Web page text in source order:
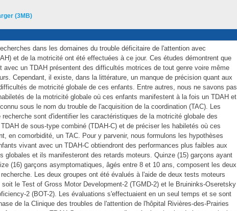
(3MB)
dans les domaines du trouble déficitaire de l'attention avec
et de la motricité ont été effectuées à ce jour. Ces études démontrent que
avec un TDAH présentent des difficultés motrices de tout genre voire même
Cependant, il existe, dans la littérature, un manque de précision quant aux
de motricité globale de ces enfants. Entre autres, nous ne savons pas
de la motricité globale où ces enfants manifestent à la fois un TDAH et
sous le nom du trouble de l'acquisition de la coordination (TAC). Les
sont d'identifier les caractéristiques de la motricité globale des
de sous-type combiné (TDAH-C) et de préciser les habiletés où ces
en comorbidité, un TAC. Pour y parvenir, nous formulons les hypothèses
vivant avec un TDAH-C obtiendront des performances plus faibles aux
globales et ils manifesteront des retards moteurs. Quinze (15) garçons ayant
(16) garçons asymptomatiques, âgés entre 8 et 10 ans, composent les deux
Les deux groupes ont été évalués à l'aide de deux tests moteurs
le Test of Gross Motor Development-2 (TGMD-2) et le Bruininks-Oseretsky
2 (BOT-2). Les évaluations s'effectuaient en un seul temps et se sont
de la Clinique des troubles de l'attention de l'hôpital Rivières-des-Prairies